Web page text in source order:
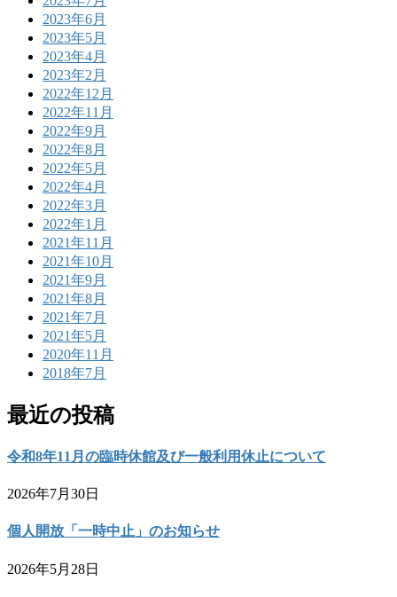
2023年6月
2023年5月
2023年4月
2023年2月
2022年12月
2022年11月
2022年9月
2022年8月
2022年5月
2022年4月
2022年3月
2022年1月
2021年11月
2021年10月
2021年9月
2021年8月
2021年7月
2021年5月
2020年11月
2018年7月
最近の投稿
令和8年11月の臨時休館及び一般利用休止について
2026年7月30日
個人開放「一時中止」のお知らせ
2026年5月28日